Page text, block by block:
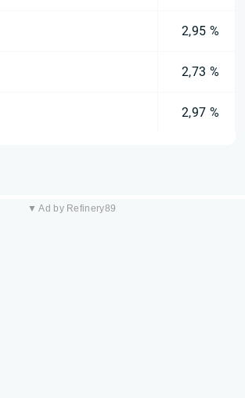
2,95 %
2,73 %
2,97 %
▼ Ad by Refinery89